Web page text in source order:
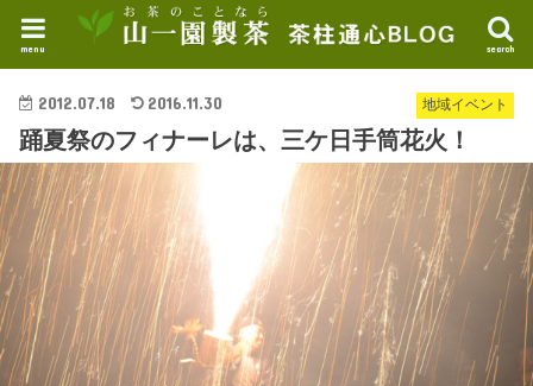
search
menu
地域イベント
2012.07.18 2016.11.30
踊夏祭のフィナーレは、三ケ日手筒花火！